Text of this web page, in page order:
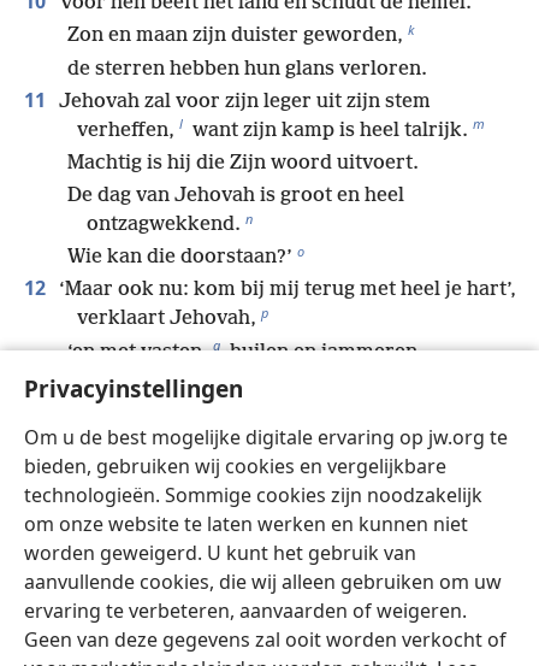
Privacyinstellingen
Om u de best mogelijke digitale ervaring op jw.org te
bieden, gebruiken wij cookies en vergelijkbare
technologieën. Sommige cookies zijn noodzakelijk
om onze website te laten werken en kunnen niet
worden geweigerd. U kunt het gebruik van
aanvullende cookies, die wij alleen gebruiken om uw
ervaring te verbeteren, aanvaarden of weigeren.
Geen van deze gegevens zal ooit worden verkocht of
Zon en maan zijn duister geworden, k
de sterren hebben hun glans verloren.
11
Jehovah zal voor zijn leger uit zijn stem
verheffen, l want zijn kamp is heel talrijk. m
Machtig is hij die Zijn woord uitvoert.
De dag van Jehovah is groot en heel
ontzagwekkend. n
Wie kan die doorstaan?’ o
12
‘Maar ook nu: kom bij mij terug met heel je hart’,
verklaart Jehovah, p
‘en met vasten, q huilen en jammeren.
13 Scheur niet je kleren
Want hij is barmhartig en meelevend, * hij
wordt niet snel kwaad t en is vol loyale
liefde, u
en hij zal het onheil heroverwegen.
14 Wie weet of hij zich omkeert en van gedachten
verandert *
en een zegen achterlaat: